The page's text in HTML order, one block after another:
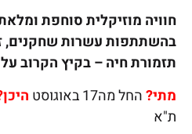
חוויה מוזיקלית סוחפת
בהשתתפות עשרות שחקנים,
תזמורת חיה – בקיץ הקרוב
מתי?החל מה17 באוגוסט
ת"א